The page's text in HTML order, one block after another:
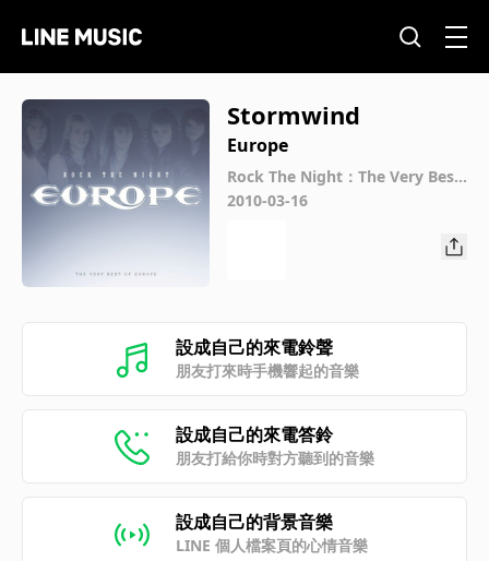
Stormwind
Europe
Rock The Night：The Very Best
Of Europe 重裝搖滾精選
2010-03-16
設成自己的來電鈴聲
朋友打來時手機響起的音樂
設成自己的來電答鈴
朋友打給你時對方聽到的音樂
設成自己的背景音樂
LINE 個人檔案頁的心情音樂